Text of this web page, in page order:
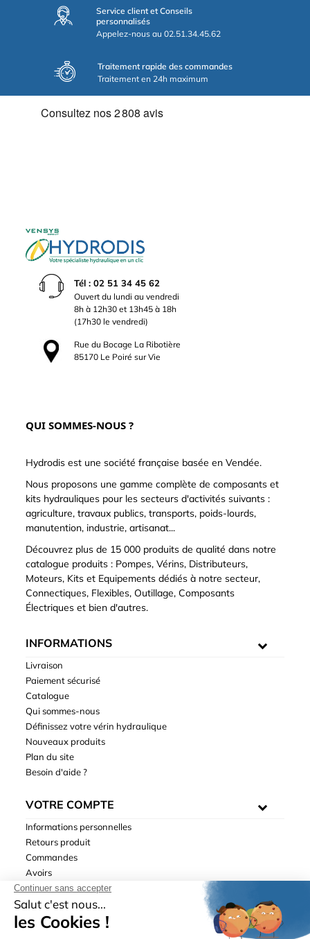
Service client et Conseils
personnalisés
Appelez-nous au 02.51.34.45.62
Traitement rapide des commandes
Traitement en 24h maximum
Tél : 02 51 34 45 62
Ouvert du lundi au vendredi
8h à 12h30 et 13h45 à 18h
(17h30 le vendredi)
Rue du Bocage La Ribotière
85170 Le Poiré sur Vie
QUI SOMMES-NOUS ?
Hydrodis est une société française basée en Vendée.
Nous proposons une gamme complète de composants et
kits hydrauliques pour les secteurs d'activités suivants :
agriculture, travaux publics, transports, poids-lourds,
manutention, industrie, artisanat...
Découvrez plus de 15 000 produits de qualité dans notre
catalogue produits : Pompes, Vérins, Distributeurs,
Moteurs, Kits et Equipements dédiés à notre secteur,
Connectiques, Flexibles, Outillage, Composants
Électriques et bien d'autres.
INFORMATIONS
Livraison
Paiement sécurisé
Catalogue
Qui sommes-nous
Définissez votre vérin hydraulique
Nouveaux produits
Plan du site
Besoin d'aide ?
VOTRE COMPTE
Informations personnelles
Retours produit
Commandes
Avoirs
Adresses
Bons de réduction